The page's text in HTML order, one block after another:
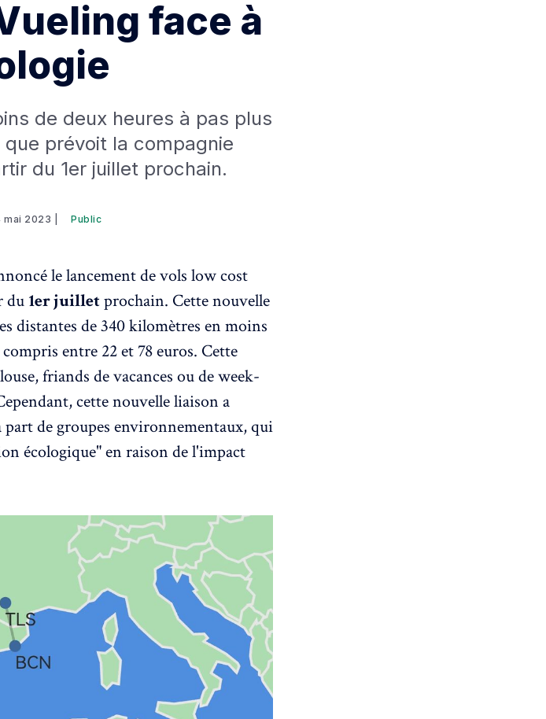
face à
de deux heures à pas plus
que prévoit la compagnie
du 1er juillet prochain.
mai 2023 | Public
le lancement de vols low cost
du 1er juilletprochain. Cette nouvelle
distantes de 340 kilomètres en moins
entre 22 et 78 euros. Cette
friands de vacances ou de week-
cette nouvelle liaison a
part de groupes environnementaux, qui
écologique" en raison de l'impact